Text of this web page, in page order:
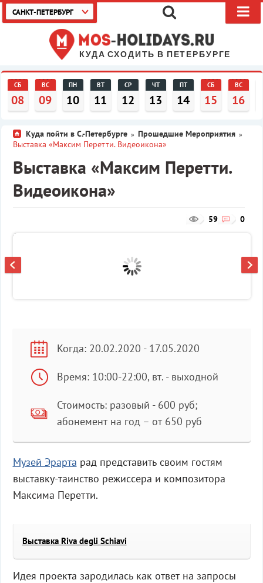
КУДА СХОДИТЬ В ПЕТЕРБУРГЕ
САНКТ-ПЕТЕРБУРГ
СБ
08
ВС
09
ПН
10
ВТ
11
СР
12
ЧТ
13
ПТ
14
СБ
15
ВС
16
Куда пойти в С.-Петербурге » Прошедшие Мероприятия »
Выставка «Максим Перетти. Видеоикона»
Выставка «Максим Перетти.
Видеоикона»
0
59
Когда: 20.02.2020 - 17.05.2020
Время: 10:00-22:00, вт. - выходной
Стоимость: разовый - 600 руб;
абонемент на год – от 650 руб
Музей Эрарта рад представить своим гостям
выставку-таинство режиссера и композитора
Максима Перетти.
Выставка Riva degli Schiavi
Идея проекта зародилась как ответ на запросы